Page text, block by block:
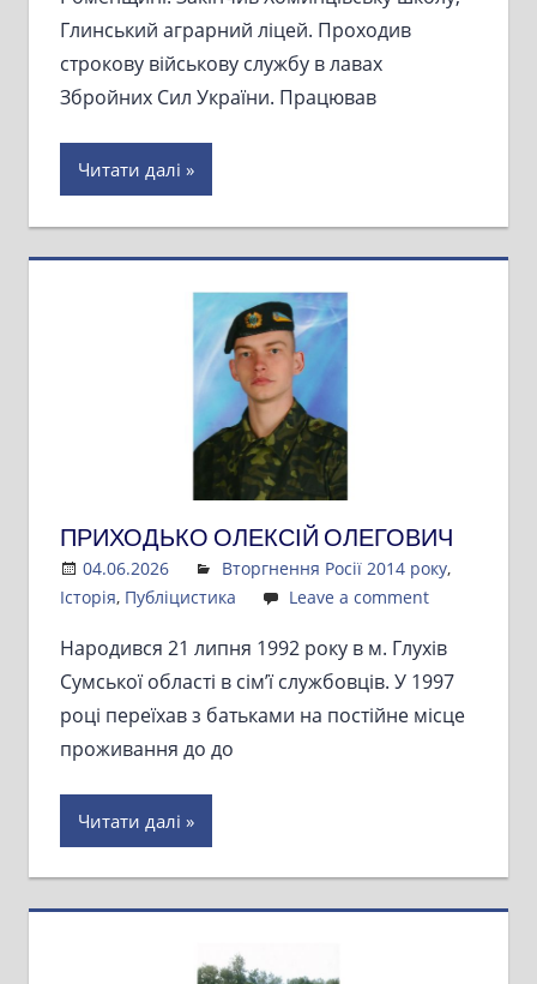
Глинський аграрний ліцей. Проходив
строкову військову службу в лавах
Збройних Сил України. Працював
Читати далі
ПРИХОДЬКО ОЛЕКСІЙ ОЛЕГОВИЧ
04.06.2026 Admin
Вторгнення Росії 2014 року,
Історія, Публіцистика Leave a comment
Народився 21 липня 1992 року в м. Глухів
Сумської області в сім’ї службовців. У 1997
році переїхав з батьками на постійне місце
проживання до до
Читати далі